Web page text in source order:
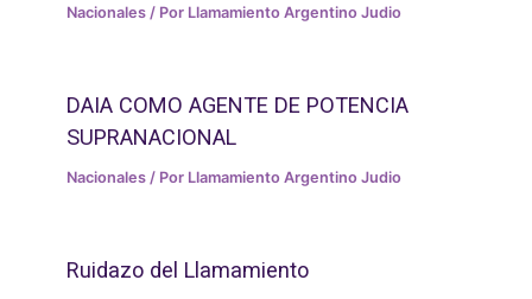
Nacionales / Por Llamamiento Argentino Judio
DAIA COMO AGENTE DE POTENCIA
SUPRANACIONAL
Nacionales / Por Llamamiento Argentino Judio
Ruidazo del Llamamiento